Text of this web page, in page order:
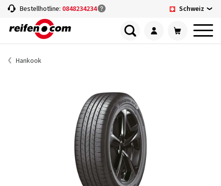
Bestellhotline: 0848234234 Schweiz
Hankook